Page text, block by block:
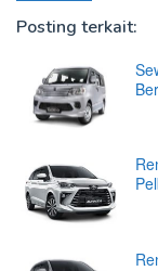
Posting terkait: